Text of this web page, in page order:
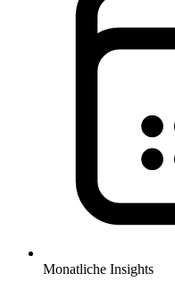
Monatliche Insights